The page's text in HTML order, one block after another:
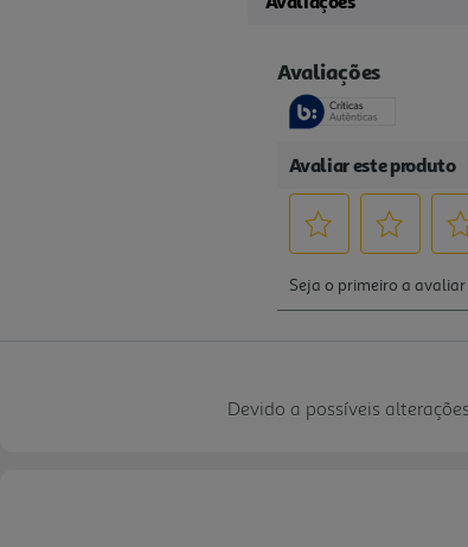
Devido a possíveis